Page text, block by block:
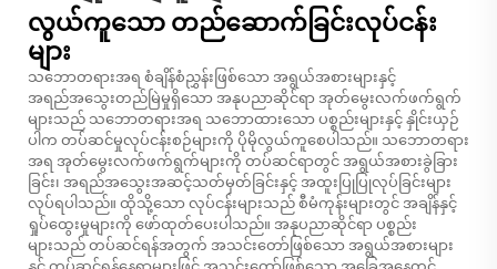
လွယ်ကူသော တည်ဆောက်ခြင်းလုပ်ငန်း
များ
သဘောတရားအရ စံချိန်စံညွှန်းဖြစ်သော အရွယ်အစားများနှင့်
အရည်အသွေးတည်မြဲမှုရှိသော အနုပညာဆိုင်ရာ အုတ်မွေးလက်ဖက်ရွက်
များသည် သဘောတရားအရ သဘောထားသော ပစ္စည်းများနှင့် နှိုင်းယှဉ်
ပါက တပ်ဆင်မှုလုပ်ငန်းစဉ်များကို ပိုမိုလွယ်ကူစေပါသည်။ သဘောတရား
အရ အုတ်မွေးလက်ဖက်ရွက်များကို တပ်ဆင်ရာတွင် အရွယ်အစားခွဲခြား
ခြင်း၊ အရည်အသွေးအဆင့်သတ်မှတ်ခြင်းနှင့် အထူးပြုပြုလုပ်ခြင်းများ
လုပ်ရပါသည်။ ထိုသို့သော လုပ်ငန်းများသည် စီမံကုန်းများတွင် အချိန်နှင့်
ရှုပ်ထွေးမှုများကို ဖော်ထုတ်ပေးပါသည်။ အနုပညာဆိုင်ရာ ပစ္စည်း
များသည် တပ်ဆင်ရန်အတွက် အသင်းတော်ဖြစ်သော အရွယ်အစားများ